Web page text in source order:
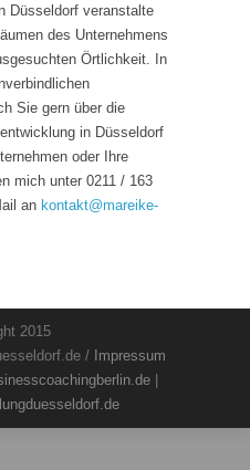
Düsseldorf veranstalte
des Unternehmens
Örtlichkeit. In
Sie gern über die
in Düsseldorf
oder Ihre
mich unter 0211 / 163
an kontakt@mareike-
2015
/ Impressum
|